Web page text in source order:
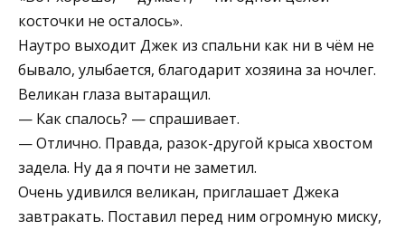
косточки не осталось».
Наутро выходит Джек из спальни как ни в чём не
бывало, улыбается, благодарит хозяина за ночлег.
Великан глаза вытаращил.
— Как спалось? — спрашивает.
— Отлично. Правда, разок-другой крыса хвостом
задела. Ну да я почти не заметил.
Очень удивился великан, приглашает Джека
завтракать. Поставил перед ним огромную миску,